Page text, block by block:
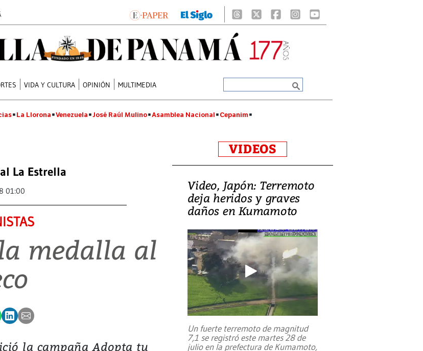
VIDA Y CULTURA OPINIÓN MULTIMEDIA
La Llorona Venezuela José Raúl Mulino Asamblea Nacional Cepanim
La Estrella
01:00
medalla al
la campaña Adopta tu
VIDEOS
Video, Japón: Terremoto
deja heridos y graves
daños en Kumamoto
Un fuerte terremoto de magnitud
7,1 se registró este martes 28 de
julio en la prefectura de Kumamoto,